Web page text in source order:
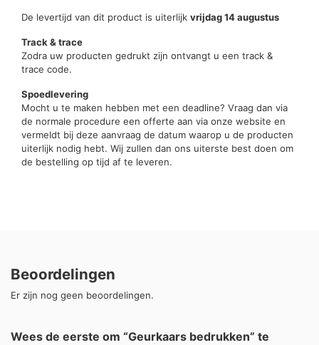
De levertijd van dit product is uiterlijk vrijdag 14 augustus
Track & trace
Zodra uw producten gedrukt zijn ontvangt u een track &
trace code.
Spoedlevering
Mocht u te maken hebben met een deadline? Vraag dan via
de normale procedure een offerte aan via onze website en
vermeldt bij deze aanvraag de datum waarop u de producten
uiterlijk nodig hebt. Wij zullen dan ons uiterste best doen om
de bestelling op tijd af te leveren.
Beoordelingen
Er zijn nog geen beoordelingen.
Wees de eerste om “Geurkaars bedrukken” te